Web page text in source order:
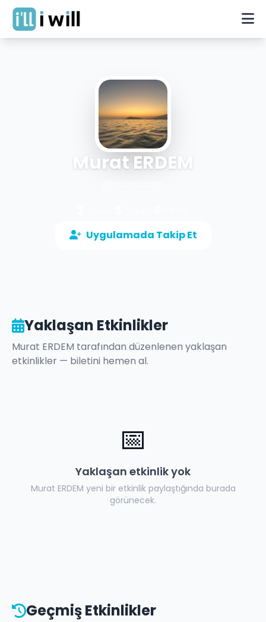
Murat ERDEM
Uygulamada Takip Et
Yaklaşan Etkinlikler
Murat ERDEM tarafından düzenlenen yaklaşan
etkinlikler — biletini hemen al.
📅
Yaklaşan etkinlik yok
Murat ERDEM yeni bir etkinlik paylaştığında burada
görünecek.
Geçmiş Etkinlikler